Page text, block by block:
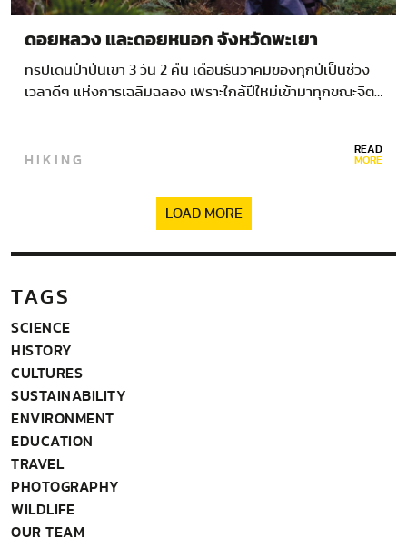
ดอยหลวง และดอยหนอก จังหวัดพะเยา
ทริปเดินป่าปีนเขา 3 วัน 2 คืน เดือนธันวาคมของทุกปีเป็นช่วง
เวลาดีๆ แห่งการเฉลิมฉลอง เพราะใกล้ปีใหม่เข้ามาทุกขณะจิต…
HIKING READ
MORE
LOAD MORE
TAGS
SCIENCE
HISTORY
CULTURES
SUSTAINABILITY
ENVIRONMENT
EDUCATION
TRAVEL
PHOTOGRAPHY
WILDLIFE
OUR TEAM